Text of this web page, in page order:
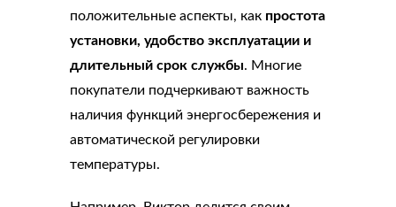
положительные аспекты, как простота
установки, удобство эксплуатации и
длительный срок службы. Многие
покупатели подчеркивают важность
наличия функций энергосбережения и
автоматической регулировки
температуры.